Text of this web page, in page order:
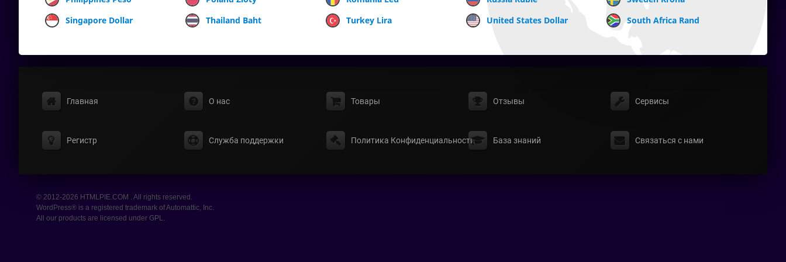
Singapore Dollar
Thailand Baht Turkey Lira United States Dollar South Africa Rand
Главная О нас Товары Отзывы Сервисы
Регистр Служба поддержки Политика Конфиденциальности База знаний Связаться с нами
© 2012-2026 HTMLPIE.COM . All rights reserved.
WordPress® is a registered trademark of Automattic, Inc.
All our products are licensed under GPL.